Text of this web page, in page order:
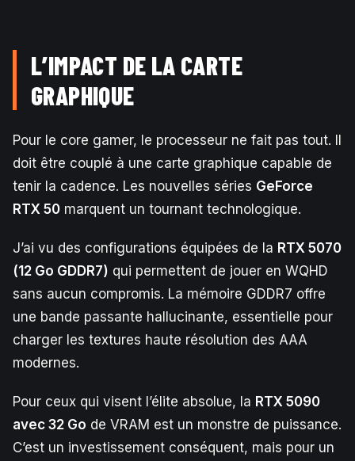
L’IMPACT DE LA CARTE
GRAPHIQUE
Pour le core gamer, le processeur ne fait pas tout. Il
doit être couplé à une carte graphique capable de
tenir la cadence. Les nouvelles séries GeForce
RTX 50 marquent un tournant technologique.
J’ai vu des configurations équipées de la RTX 5070
(12 Go GDDR7) qui permettent de jouer en WQHD
sans aucun compromis. La mémoire GDDR7 offre
une bande passante hallucinante, essentielle pour
charger les textures haute résolution des AAA
modernes.
Pour ceux qui visent l’élite absolue, la RTX 5090
avec 32 Go de VRAM est un monstre de puissance.
C’est un investissement conséquent, mais pour un